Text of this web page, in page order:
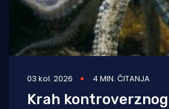
03 kol. 2026 4 MIN. ČITANJA
Krah